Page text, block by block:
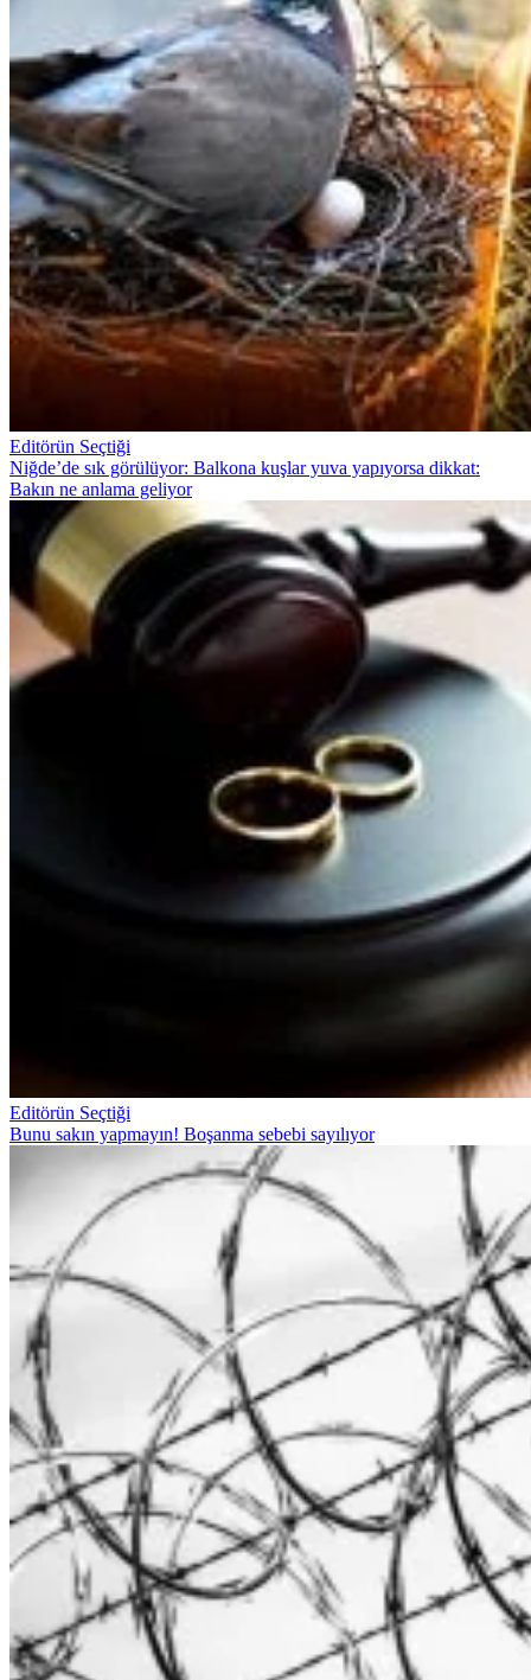
Editörün Seçtiği
Niğde’de sık görülüyor: Balkona kuşlar yuva yapıyorsa dikkat:
Bakın ne anlama geliyor
Editörün Seçtiği
Bunu sakın yapmayın! Boşanma sebebi sayılıyor